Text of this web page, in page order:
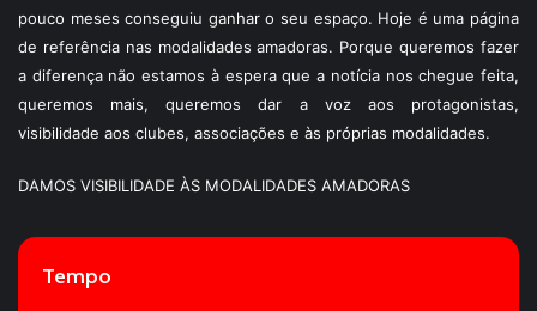
pouco meses conseguiu ganhar o seu espaço. Hoje é uma página
de referência nas modalidades amadoras. Porque queremos fazer
a diferença não estamos à espera que a notícia nos chegue feita,
queremos mais, queremos dar a voz aos protagonistas,
visibilidade aos clubes, associações e às próprias modalidades.
DAMOS VISIBILIDADE ÀS MODALIDADES AMADORAS
Tempo